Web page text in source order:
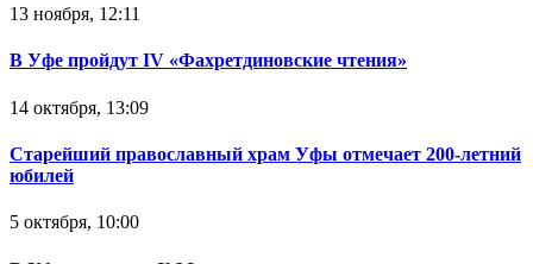
13 ноября, 12:11
В Уфе пройдут IV «Фахретдиновские чтения»
14 октября, 13:09
Старейший православный храм Уфы отмечает 200-летний
юбилей
5 октября, 10:00